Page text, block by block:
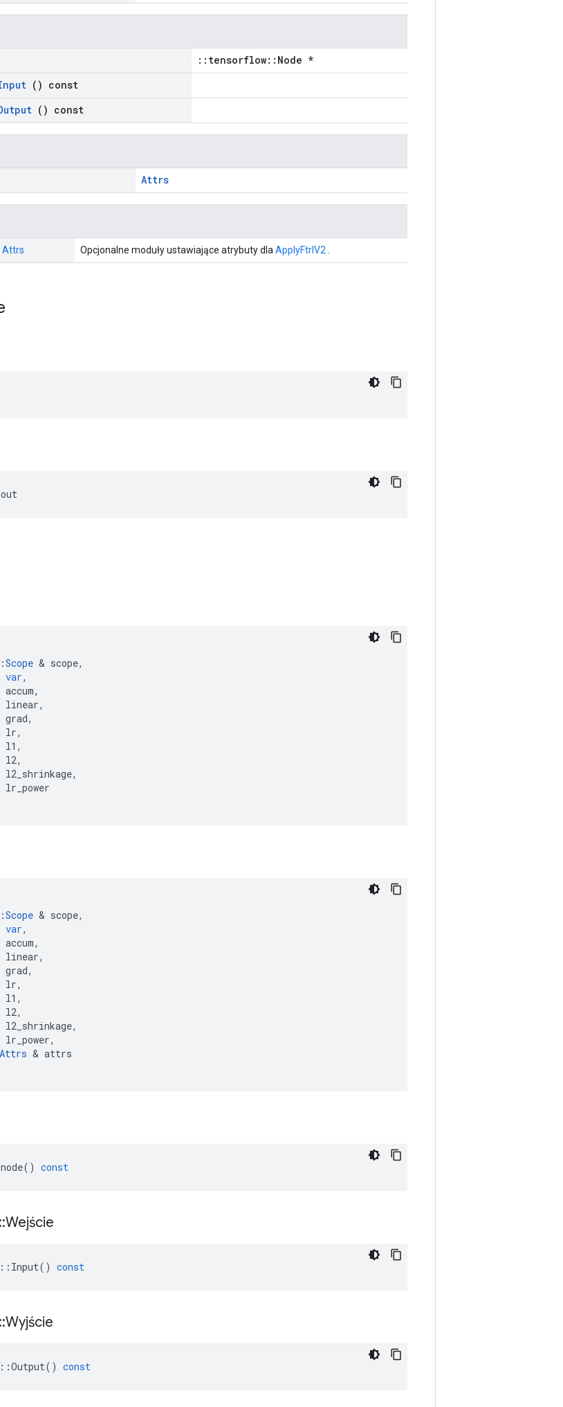
::tensorflow::Node *
() const
() const
Attrs
Attrs Opcjonalne moduły ustawiające atrybuty dla ApplyFtrlV2
out
Scope & scope,
var,
accum,
linear,
grad,
lr,
l1 ,
l2,
l2_shrinkage,
lr_power
Scope & scope,
var,
accum,
linear,
grad,
lr,
l1 ,
l2,
l2_shrinkage,
lr_power,
Attrs & attrs
node() const
::Wejście
:: Input() const
::Wyjście
::Output() const